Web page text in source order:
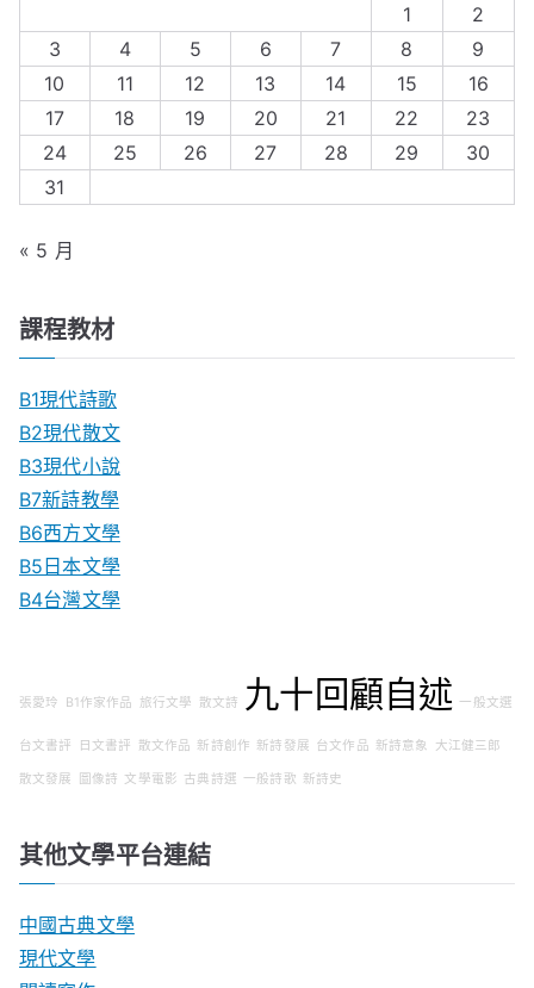
1
2
3
4 5 6 7 8
9
10
11 12 13 14 15
16
17
18 19 20 21 22
23
24
25 26 27 28 29
30
31
« 5 月
課程教材
B1現代詩歌
B2現代散文
B3現代小說
B7新詩教學
B6西方文學
B5日本文學
B4台灣文學
張愛玲 B1作家作品 旅行文學 散文詩 九十回顧自述 一般文選
台文書評 日文書評 散文作品 新詩創作 新詩發展 台文作品 新詩意象 大江健三郎
散文發展 圖像詩 文學電影 古典詩選 一般詩歌 新詩史
其他文學平台連結
中國古典文學
現代文學